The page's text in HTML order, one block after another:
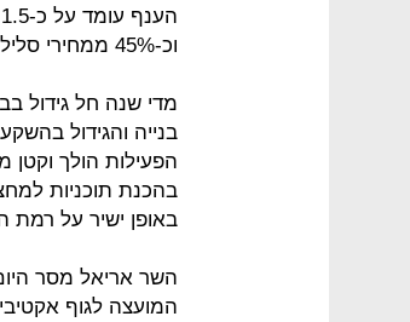
וכ-45% ממחירי סלילת הכבישים.
מדי שנה חל גידול
בנייה והגידול
הפעילות הולך
בהכנת תוכניות
באופן ישיר על רמת
השר אריאל מסר
המועצה לגוף